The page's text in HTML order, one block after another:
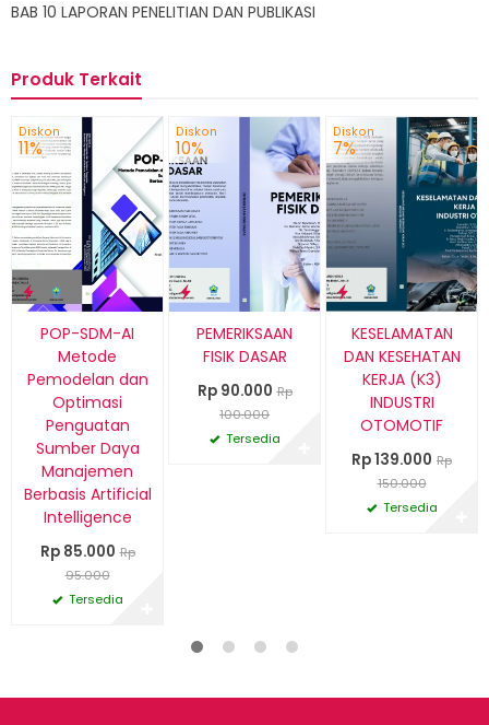
BAB 10 LAPORAN PENELITIAN DAN PUBLIKASI
Produk Terkait
Diskon
11%
POP-SDM-AI
Metode
Pemodelan dan
Optimasi
Penguatan
Sumber Daya
Manajemen
Berbasis Artificial
Intelligence
Rp 85.000 Rp
95.000
Tersedia
Diskon
10%
PEMERIKSAAN
FISIK DASAR
Rp 90.000 Rp
100.000
Tersedia
Diskon
7%
KESELAMATAN
DAN KESEHATAN
KERJA (K3)
INDUSTRI
OTOMOTIF
Rp 139.000 Rp
150.000
Tersedia